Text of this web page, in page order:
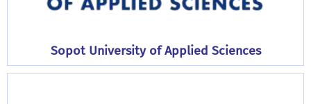
Sopot University of Applied Sciences